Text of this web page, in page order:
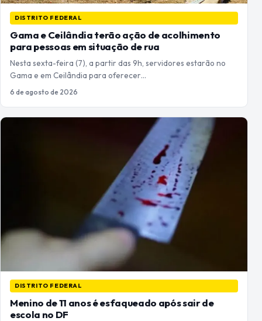
DISTRITO FEDERAL
Gama e Ceilândia terão ação de acolhimento
para pessoas em situação de rua
Nesta sexta-feira (7), a partir das 9h, servidores estarão no
Gama e em Ceilândia para oferecer…
6 de agosto de 2026
DISTRITO FEDERAL
Menino de 11 anos é esfaqueado após sair de
escola no DF